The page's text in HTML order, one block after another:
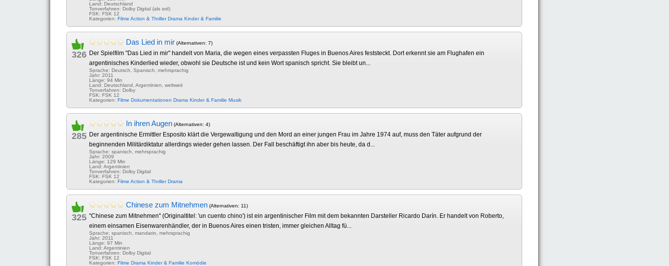
Land: Deutschland
Tonverfahren: Dolby Digital (als srd)
FSK: FSK 12
Kategorien: Filme Action & Thriller Drama Kinder & Familie
326
Das Lied in mir (Alternativen: 7)
Der Spielfilm "Das Lied in mir" handelt von Maria, die wegen eines verpassten Fluges in Buenos Aires feststeckt. Dort erkennt sie am Flughafen ein
argentinisches Kinderlied wieder, obwohl sie Deutsche ist und kein Wort spanisch spricht. Sie bleibt un...
Sprache: Deutsch, Spanisch, mehrsprachig
Jahr: 2011
Länge: 94 Min
Land: Deutschland, Argentinien, weltweit
Tonverfahren: Dolby
FSK: FSK 12
Kategorien: Filme Dokumentationen Drama Kinder & Familie Musik
285
In ihren Augen (Alternativen: 4)
Der argentinische Ermittler Esposito klärt die Vergewaltigung und den Mord an einer jungen Frau im Jahre 1974 auf, muss den Täter aufgrund der
beginnenden Militärdiktatur allerdings wieder gehen lassen. Der Fall beschäftigt ihn aber bis heute, da d...
Sprache: spanisch, mehrsprachig
Jahr: 2009
Länge: 129 Min
Land: Argentinien
Tonverfahren: Dolby Digital
FSK: FSK 12
Kategorien: Filme Action & Thriller Drama
325
Chinese zum Mitnehmen (Alternativen: 11)
"Chinese zum Mitnehmen" (Originaltitel: 'un cuento chino') ist ein argentinischer Film mit dem bekannten Darsteller Ricardo Darín. Er handelt von Roberto,
einem einsamen Eisenwarenhändler, der in Buenos Aires einen tristen, immer gleichen Alltag fü...
Sprache: spanisch, mandarin, mehrsprachig
Jahr: 2011
Länge: 97 Min
Land: Argentinien
Tonverfahren: Dolby Digital
FSK: FSK 12
Kategorien: Filme Drama Kinder & Familie Komödie